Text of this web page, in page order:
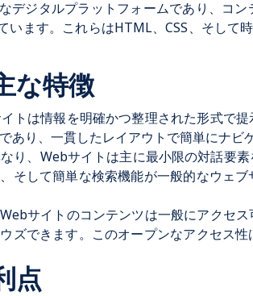
デジタルプラットフォームであり、コ
います。これらはHTML、CSS、そして
な特徴
イトは情報を明確かつ整理された形式で
あり、一貫したレイアウトで簡単にナビ
り、Webサイトは主に最小限の対話要
そして簡単な検索機能が一般的なウェ
サイトのコンテンツは一般にアクセ
ズできます。このオープンなアクセス
点